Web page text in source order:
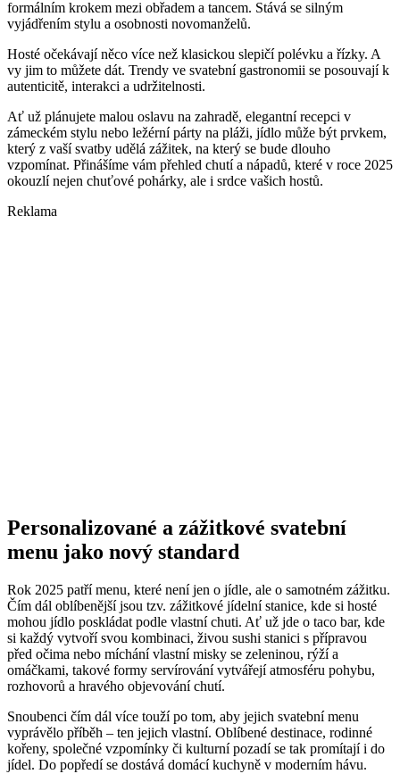
formálním krokem mezi obřadem a tancem. Stává se silným
vyjádřením stylu a osobnosti novomanželů.
Hosté očekávají něco více než klasickou slepičí polévku a řízky. A
vy jim to můžete dát. Trendy ve svatební gastronomii se posouvají k
autenticitě, interakci a udržitelnosti.
Ať už plánujete malou oslavu na zahradě, elegantní recepci v
zámeckém stylu nebo ležérní párty na pláži, jídlo může být prvkem,
který z vaší svatby udělá zážitek, na který se bude dlouho
vzpomínat. Přinášíme vám přehled chutí a nápadů, které v roce 2025
okouzlí nejen chuťové pohárky, ale i srdce vašich hostů.
Reklama
Personalizované a zážitkové svatební
menu jako nový standard
Rok 2025 patří menu, které není jen o jídle, ale o samotném zážitku.
Čím dál oblíbenější jsou tzv. zážitkové jídelní stanice, kde si hosté
mohou jídlo poskládat podle vlastní chuti. Ať už jde o taco bar, kde
si každý vytvoří svou kombinaci, živou sushi stanici s přípravou
před očima nebo míchání vlastní misky se zeleninou, rýží a
omáčkami, takové formy servírování vytvářejí atmosféru pohybu,
rozhovorů a hravého objevování chutí.
Snoubenci čím dál více touží po tom, aby jejich svatební menu
vyprávělo příběh – ten jejich vlastní. Oblíbené destinace, rodinné
kořeny, společné vzpomínky či kulturní pozadí se tak promítají i do
jídel. Do popředí se dostává domácí kuchyně v moderním hávu.